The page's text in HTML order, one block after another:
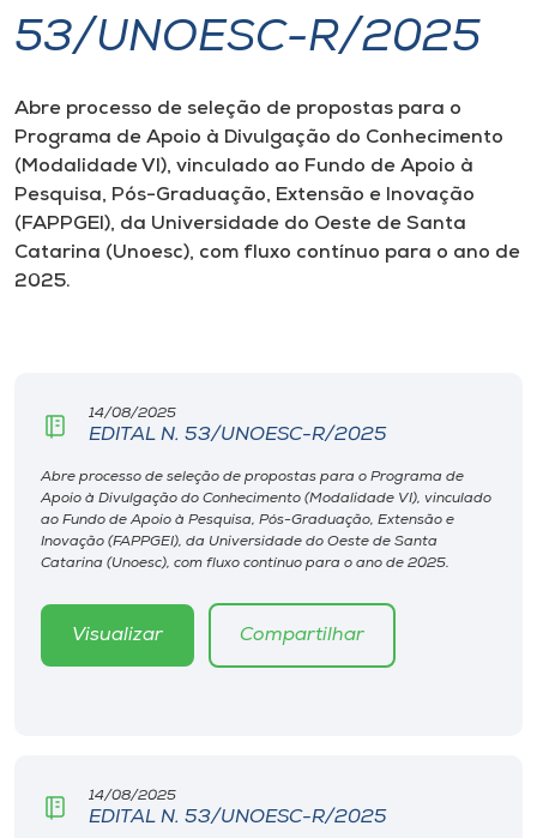
I.nova
Diplomados
Cultura
Editora
Rádio
Museu
Unoesc
Store
53/UNOESC-R/2025
Abre processo de seleção de propostas para o
Programa de Apoio à Divulgação do Conhecimento
(Modalidade VI), vinculado ao Fundo de Apoio à
Pesquisa, Pós-Graduação, Extensão e Inovação
(FAPPGEI), da Universidade do Oeste de Santa
Catarina (Unoesc), com fluxo contínuo para o ano de
2025.
14/08/2025
EDITAL N. 53/UNOESC-R/2025
Abre processo de seleção de propostas para o Programa de
Apoio à Divulgação do Conhecimento (Modalidade VI), vinculado
ao Fundo de Apoio à Pesquisa, Pós-Graduação, Extensão e
Inovação (FAPPGEI), da Universidade do Oeste de Santa
Catarina (Unoesc), com fluxo contínuo para o ano de 2025.
Visualizar Compartilhar
14/08/2025
EDITAL N. 53/UNOESC-R/2025